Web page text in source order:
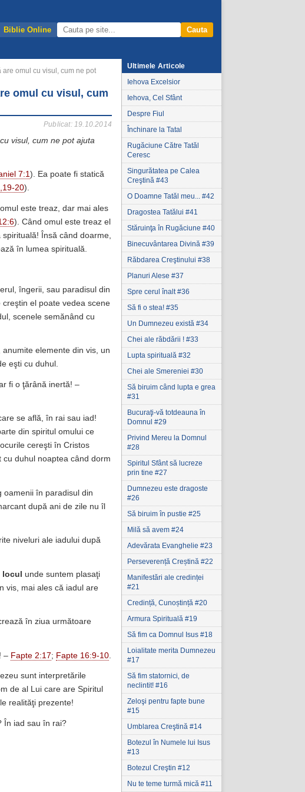
Biblie Online Cauta
omul cu visul, cum ne pot
omul cu visul, cum
Publicat: 19.10.2014
visul, cum ne pot ajuta
7:1). Ea poate fi statică
20).
este treaz, dar mai ales
). Când omul este treaz el
Însă când doarme,
în lumea spirituală.
îngerii, sau paradisul din
el poate vedea scene
scenele semănând cu
elemente din vis, un
eşti cu duhul.
fi o ţărână inertă! –
se află, în rai sau iad!
din spiritul omului ce
cereşti în Cristos
duhul noaptea când dorm
oamenii în paradisul din
după ani de zile nu îl
niveluri ale iadului după
locul unde suntem plasaţi
vis, mai ales că iadul are
în ziua următoare
– Fapte 2:17; Fapte 16:9-10
sunt interpretările
de al Lui care are Spiritul
realităţi prezente!
În iad sau în rai?
Ultimele Articole
Iehova Excelsior
Iehova, Cel Sfânt
Despre Fiul
Închinare la Tatal
Rugăciune Către Tatăl
Ceresc
Singurătatea pe Calea
Creştină #43
O Doamne Tatăl meu... #42
Dragostea Tatălui #41
Stăruinţa în Rugăciune #40
Binecuvântarea Divină #39
Răbdarea Creştinului #38
Planuri Alese #37
Spre cerul înalt #36
Să fi o stea! #35
Un Dumnezeu există #34
Chei ale răbdării ! #33
Lupta spirituală #32
Chei ale Smereniei #30
Să biruim când lupta e grea
#31
Bucuraţi-vă totdeauna în
Domnul #29
Privind Mereu la Domnul
#28
Spiritul Sfânt să lucreze
prin tine #27
Dumnezeu este dragoste
#26
Să biruim în pustie #25
Milă să avem #24
Adevărata Evanghelie #23
Perseverență Creștină #22
Manifestări ale credinței
#21
Credință, Cunoștință #20
Armura Spirituală #19
Să fim ca Domnul Isus #18
Loialitate merita Dumnezeu
#17
Să fim statornici‚ de
neclintit! #16
Zeloşi pentru fapte bune
#15
Umblarea Creştină #14
Botezul în Numele lui Isus
#13
Botezul Creştin #12
Nu te teme turmă mică #11